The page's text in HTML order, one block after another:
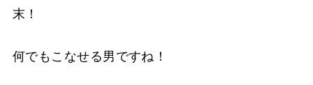
末！
何でもこなせる男ですね！